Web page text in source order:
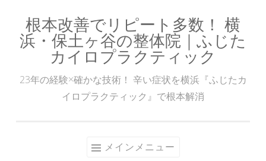
ン
根本改善でリピート多数！ 横
浜・保土ヶ谷の整体院｜ふじた
カイロプラクティック
23年の経験×確かな技術！ 辛い症状を横浜『ふじたカ
イロプラクティック』で根本解消
メインメニュー